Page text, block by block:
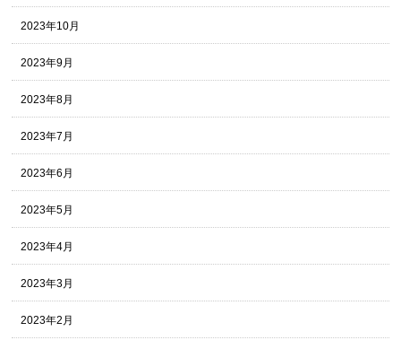
2023年10月
2023年9月
2023年8月
2023年7月
2023年6月
2023年5月
2023年4月
2023年3月
2023年2月